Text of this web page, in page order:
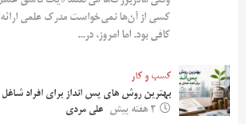
کسی از آن‌ها نمی‌خواست مدرک علمی
کافی بود. اما امروز، در...
کسب و کار
بهترین روش‌ های پس‌ انداز برای افراد
2 هفته پیش
علی مردی